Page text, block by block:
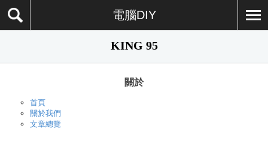
電腦DIY
KING 95
關於
首頁
關於我們
文章總覽